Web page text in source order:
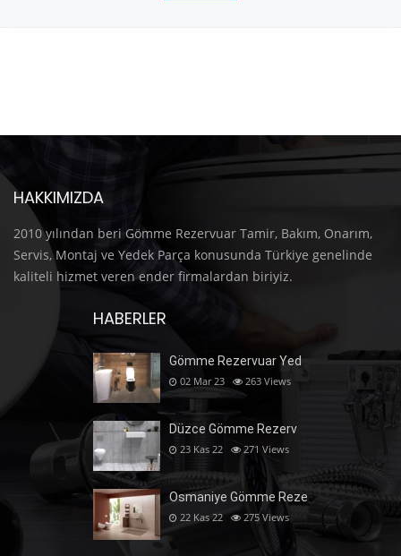
HAKKIMIZDA
2010 yılından beri Gömme Rezervuar Tamir, Bakım, Onarım,
Servis, Montaj ve Yedek Parça konusunda Türkiye genelinde
kaliteli hizmet veren ender firmalardan biriyiz.
HABERLER
Gömme Rezervuar Yed
02 Mar 23 263 Views
Düzce Gömme Rezerv
23 Kas 22 271 Views
Osmaniye Gömme Reze
22 Kas 22 275 Views